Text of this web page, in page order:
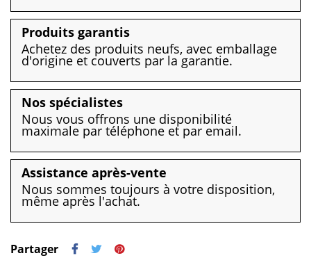
Produits garantis
Achetez des produits neufs, avec emballage
d'origine et couverts par la garantie.
Nos spécialistes
Nous vous offrons une disponibilité
maximale par téléphone et par email.
Assistance après-vente
Nous sommes toujours à votre disposition,
même après l'achat.
Partager